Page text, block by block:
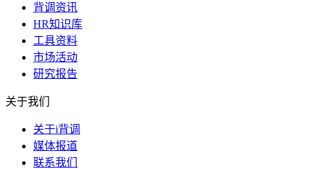
背调资讯
HR知识库
工具资料
市场活动
研究报告
关于我们
关于i背调
媒体报道
联系我们